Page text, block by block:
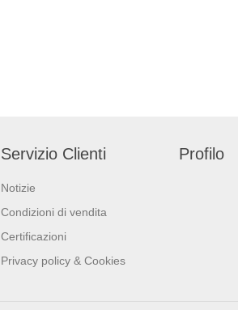
Servizio Clienti
Notizie
Condizioni di vendita
Certificazioni
Privacy policy & Cookies
Profilo